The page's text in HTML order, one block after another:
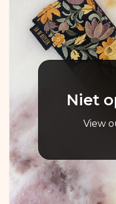
Niet
View